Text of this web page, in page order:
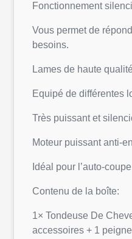
Fonctionnement
Vous permet de
besoins.
Lames de haute
Equipé de différentes
Très puissant et
Moteur puissant anti-
Idéal pour l’auto-
Contenu de la boîte:
1× Tondeuse De
accessoires + 1